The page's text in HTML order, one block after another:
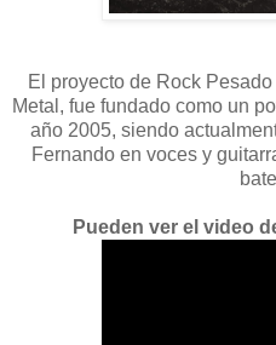
El proyecto de Rock
Metal, fue fundado como un
año 2005, siendo
Fernando en voces y
Pueden ver el video